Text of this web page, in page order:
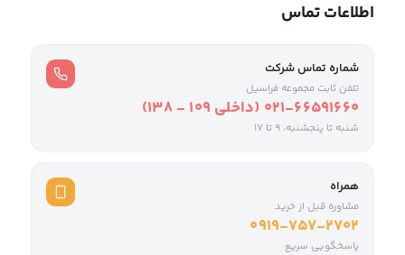
اطلاعات تماس
شماره تماس شرکت
تلفن ثابت مجموعه فراسیل
021-66591660 (داخلی ۱۰۹ - ۱۳۸)
شنبه تا پنجشنبه، 9 تا ۱۷
همراه
مشاوره قبل از خرید
0919-757-2702
پاسخگویی سریع